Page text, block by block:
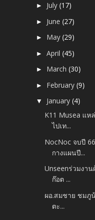
► July(17)
► June(27)
► May(29)
►April(45)
► March(30)
► February(9)
▼ January(4)
K11 Musea แห
ไปเท...
NocNoc จบปี
กางแผนปี...
Unseenร่วมงา
ก๊อต ...
ผอ.สมชาย ชมภู
ตะ...